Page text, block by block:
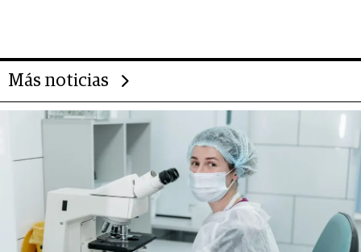
Más noticias